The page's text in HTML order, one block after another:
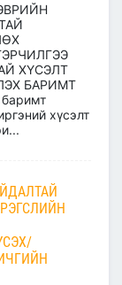
ХҮСЭЛТ
БАРИМТ
хүсэлт